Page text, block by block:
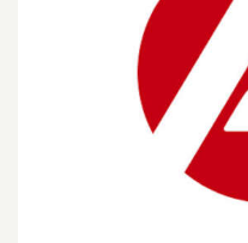
Arbeitsmarkt
auch